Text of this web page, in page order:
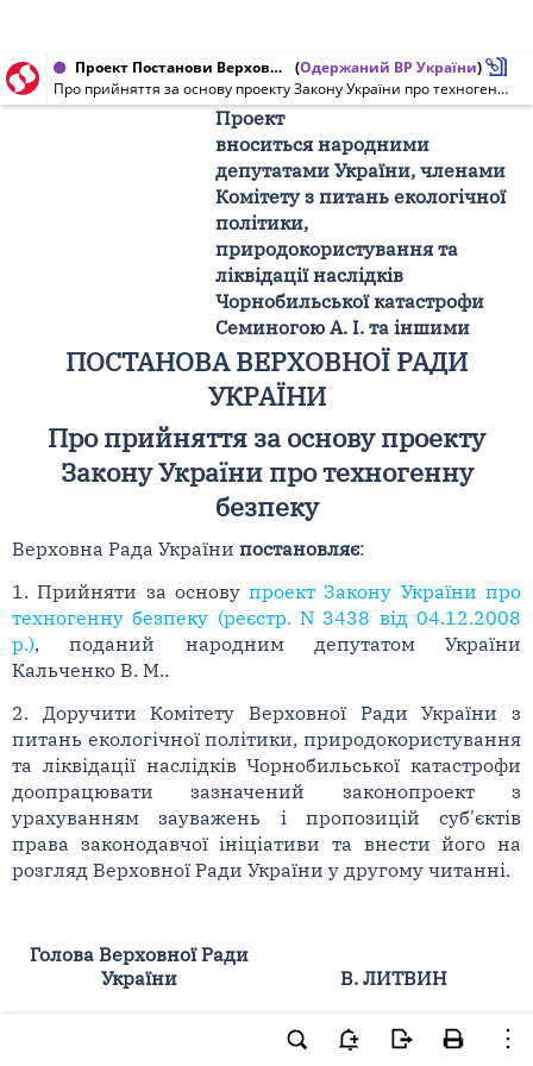
Проект Постанови Верховної Ради України від 19.02.2009 № 3438/П (Одержаний ВР України)
Про прийняття за основу проекту Закону України про техногенну безпеку